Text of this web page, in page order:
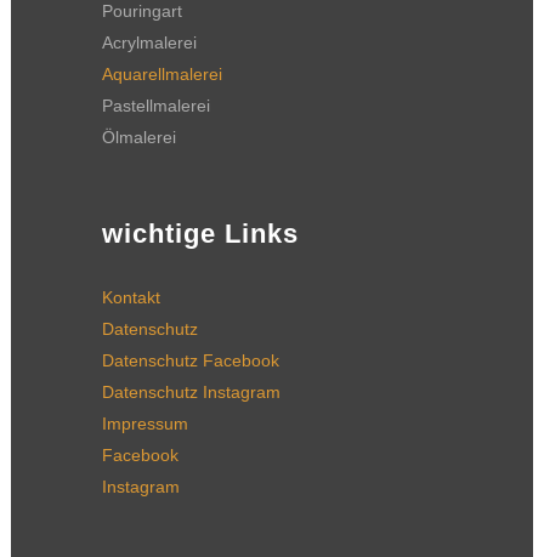
Pouringart
Acrylmalerei
Aquarellmalerei
Pastellmalerei
Ölmalerei
wichtige Links
Kontakt
Datenschutz
Datenschutz Facebook
Datenschutz Instagram
Impressum
Facebook
Instagram